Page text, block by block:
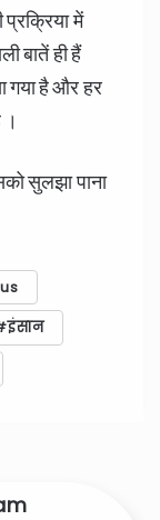
में
बातें ही हैं
गया है और हर
सुलझा पाना
इंसान